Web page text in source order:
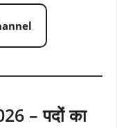
– पदों का